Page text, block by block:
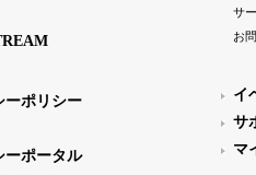
ーポリシー
ーポータル
サ
お
イ
サ
マ